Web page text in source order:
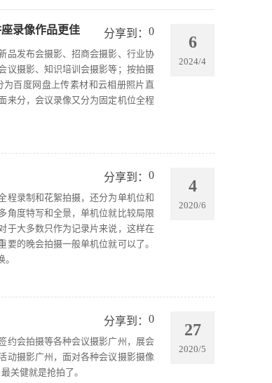
录像作品更佳 分享到： 0
品发布会摄影、招商会摄影、行业协
议摄影、知识培训会摄影等；按拍摄
百度网盘上传素材和云相册照片直
来分，会议录像又分为固定机位全程
6
2024/4
分享到： 0
程录制和花絮拍摄，还分为单机位和
角度特写和全景，单机位就比较局限
于大多数只作为记录片来说，这样在
的晚会拍摄一般单机位就可以了。
4
2020/6
分享到： 0
约会拍摄等各种会议摄影广州，展会
动摄影广州，面对各种会议摄影摄像
关健就是抢拍了。
27
2020/5
8、光盘刻录打印包装
6、公司工厂形象拍摄
8、光盘刻录打印包装
6、公司工厂形象拍摄
8、光盘刻录打印包装